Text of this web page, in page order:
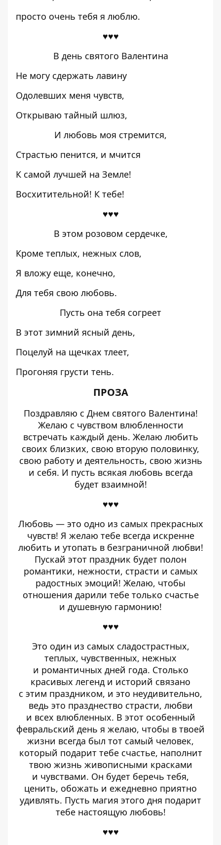
просто очень тебя я люблю.
♥♥♥
В день святого Валентина
Не могу сдержать лавину
Одолевших меня чувств,
Открываю тайный шлюз,
И любовь моя стремится,
Страстью пенится, и мчится
К самой лучшей на Земле!
Восхитительной! К тебе!
♥♥♥
В этом розовом сердечке,
Кроме теплых, нежных слов,
Я вложу еще, конечно,
Для тебя свою любовь.
Пусть она тебя согреет
В этот зимний ясный день,
Поцелуй на щечках тлеет,
Прогоняя грусти тень.
ПРОЗА
Поздравляю с Днем святого Валентина!
Желаю с чувством влюбленности
встречать каждый день. Желаю любить
своих близких, свою вторую половинку,
свою работу и деятельность, свою жизнь
и себя. И пусть всякая любовь всегда
будет взаимной!
♥♥♥
Любовь — это одно из самых прекрасных
чувств! Я желаю тебе всегда искренне
любить и утопать в безграничной любви!
Пускай этот праздник будет полон
романтики, нежности, страсти и самых
радостных эмоций! Желаю, чтобы
отношения дарили тебе только счастье
и душевную гармонию!
♥♥♥
Это один из самых сладострастных,
теплых, чувственных, нежных
и романтичных дней года. Столько
красивых легенд и историй связано
с этим праздником, и это неудивительно,
ведь это празднество страсти, любви
и всех влюбленных. В этот особенный
февральский день я желаю, чтобы в твоей
жизни всегда был тот самый человек,
который подарит тебе счастье, наполнит
твою жизнь живописными красками
и чувствами. Он будет беречь тебя,
ценить, обожать и ежедневно приятно
удивлять. Пусть магия этого дня подарит
тебе настоящую любовь!
♥♥♥